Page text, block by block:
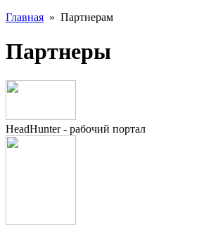
Главная » Партнерам
Партнеры
HeadHunter - рабочий портал